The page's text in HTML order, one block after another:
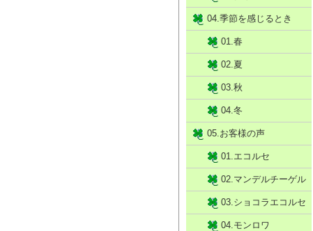
04.季節を感じるとき
01.春
02.夏
03.秋
04.冬
05.お客様の声
01.エコルセ
02.マンデルチーゲル
03.ショコラエコルセ
04.モンロワ